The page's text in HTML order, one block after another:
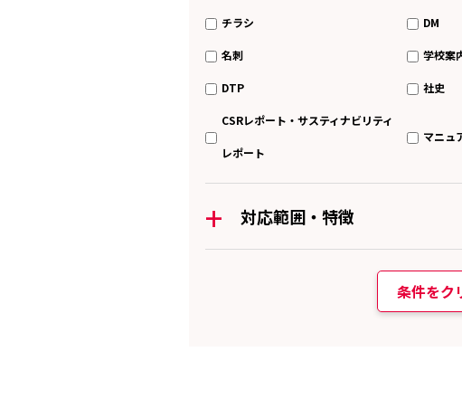
チラシ DM
名刺 学校案
DTP 社史
CSRレポート・サスティナビリティ
レポート
マニュ
+ 対応範囲・特徴
条件をク